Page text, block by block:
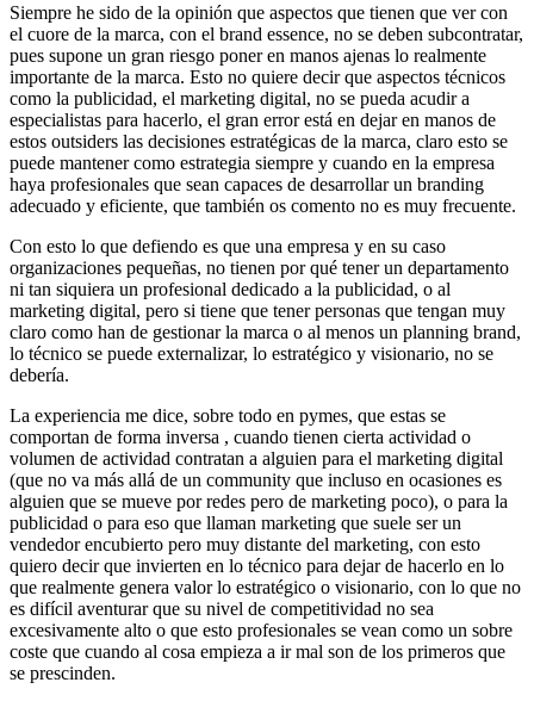
Siempre he sido de la opinión que aspectos que tienen que ver con
el cuore de la marca, con el brand essence, no se deben subcontratar,
pues supone un gran riesgo poner en manos ajenas lo realmente
importante de la marca. Esto no quiere decir que aspectos técnicos
como la publicidad, el marketing digital, no se pueda acudir a
especialistas para hacerlo, el gran error está en dejar en manos de
estos outsiders las decisiones estratégicas de la marca, claro esto se
puede mantener como estrategia siempre y cuando en la empresa
haya profesionales que sean capaces de desarrollar un branding
adecuado y eficiente, que también os comento no es muy frecuente.
Con esto lo que defiendo es que una empresa y en su caso
organizaciones pequeñas, no tienen por qué tener un departamento
ni tan siquiera un profesional dedicado a la publicidad, o al
marketing digital, pero si tiene que tener personas que tengan muy
claro como han de gestionar la marca o al menos un planning brand,
lo técnico se puede externalizar, lo estratégico y visionario, no se
debería.
La experiencia me dice, sobre todo en pymes, que estas se
comportan de forma inversa , cuando tienen cierta actividad o
volumen de actividad contratan a alguien para el marketing digital
(que no va más allá de un community que incluso en ocasiones es
alguien que se mueve por redes pero de marketing poco), o para la
publicidad o para eso que llaman marketing que suele ser un
vendedor encubierto pero muy distante del marketing, con esto
quiero decir que invierten en lo técnico para dejar de hacerlo en lo
que realmente genera valor lo estratégico o visionario, con lo que no
es difícil aventurar que su nivel de competitividad no sea
excesivamente alto o que esto profesionales se vean como un sobre
coste que cuando al cosa empieza a ir mal son de los primeros que
se prescinden.